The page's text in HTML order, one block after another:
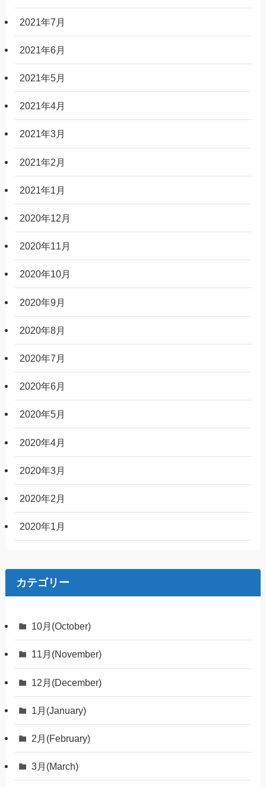
2021年7月
2021年6月
2021年5月
2021年4月
2021年3月
2021年2月
2021年1月
2020年12月
2020年11月
2020年10月
2020年9月
2020年8月
2020年7月
2020年6月
2020年5月
2020年4月
2020年3月
2020年2月
2020年1月
カテゴリー
10月(October)
11月(November)
12月(December)
1月(January)
2月(February)
3月(March)